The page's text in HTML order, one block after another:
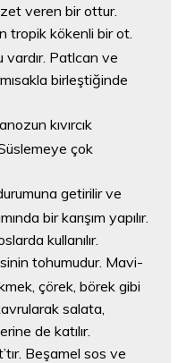
veren bir ottur.
tropik kökenli bir ot.
vardır. Patlcan ve
birleştiğinde
kıvırcık
çok
getirilir ve
bir karışım yapılır.
kullanılır.
tohumudur. Mavi-
çörek, börek gibi
salata,
de katılır.
Beşamel sos ve